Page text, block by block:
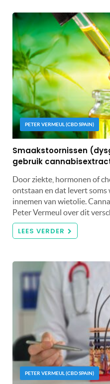
PETER VERMEUL (CBD SPAIN)
Smaakstoornissen
gebruik
Door ziekte, hormonen of
ontstaan en dat levert
innemen van wietolie.
Peter Vermeul over dit
LEES VERDER
PETER VERMEUL (CBD SPAIN)